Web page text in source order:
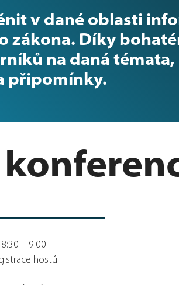
v dané oblasti
zákona. Díky
na daná
připomínky.
8:30 – 9:00
hostů